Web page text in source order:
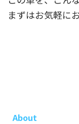
まずはお気軽に
About